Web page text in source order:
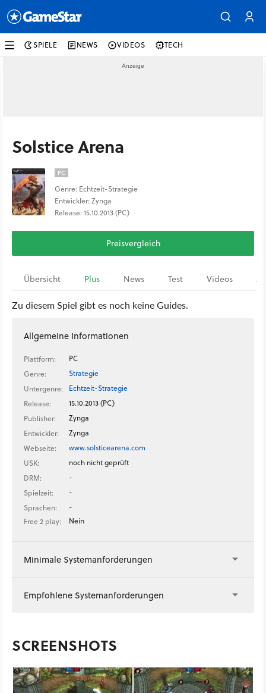
SPIELE NEWS VIDEOS TECH
Solstice Arena
PC
Genre: Echtzeit-Strategie
Entwickler: Zynga
Release: 15.10.2013 (PC)
Preisvergleich
Übersicht Plus News Test Videos
Zu diesem Spiel gibt es noch keine Guides.
Allgemeine Informationen
Plattform:
PC
Genre:
Strategie
Untergenre:
Echtzeit-Strategie
Release:
15.10.2013 (PC)
Publisher:
Zynga
Entwickler:
Zynga
Webseite:
www.solsticearena.com
USK:
noch nicht geprüft
DRM:
-
Spielzeit:
-
Sprachen:
-
Free 2 play:
Nein
Minimale Systemanforderungen
Empfohlene Systemanforderungen
SCREENSHOTS